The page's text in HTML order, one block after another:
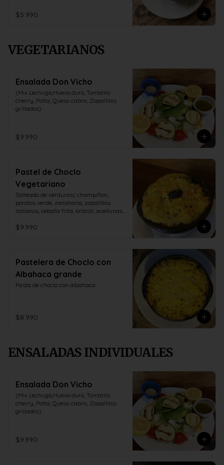
$5.990
VEGETARIANOS
Ensalada Don Vicho
(Mix Lechuga,Huevo duro, Tomatito
cherry, Palta, Queso cabra, Zapallitos
grillados)
$9.990
Pastel de Choclo
Vegetariano
Salteado de verduras( champiñon,
porotos verde, zanahoria, zapallitos
italianos, cebolla frita, brócoli, aceitunas,
$9.990
Pastelera de Choclo con
Albahaca grande
Pasta de choclo con albahaca
$8.990
ENSALADAS INDIVIDUALES
Ensalada Don Vicho
(Mix Lechuga,Huevo duro, Tomatito
cherry, Palta, Queso cabra, Zapallitos
grillados)
$9.990